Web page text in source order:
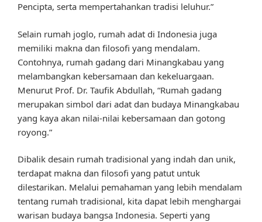
Pencipta, serta mempertahankan tradisi leluhur.”
Selain rumah joglo, rumah adat di Indonesia juga
memiliki makna dan filosofi yang mendalam.
Contohnya, rumah gadang dari Minangkabau yang
melambangkan kebersamaan dan kekeluargaan.
Menurut Prof. Dr. Taufik Abdullah, “Rumah gadang
merupakan simbol dari adat dan budaya Minangkabau
yang kaya akan nilai-nilai kebersamaan dan gotong
royong.”
Dibalik desain rumah tradisional yang indah dan unik,
terdapat makna dan filosofi yang patut untuk
dilestarikan. Melalui pemahaman yang lebih mendalam
tentang rumah tradisional, kita dapat lebih menghargai
warisan budaya bangsa Indonesia. Seperti yang